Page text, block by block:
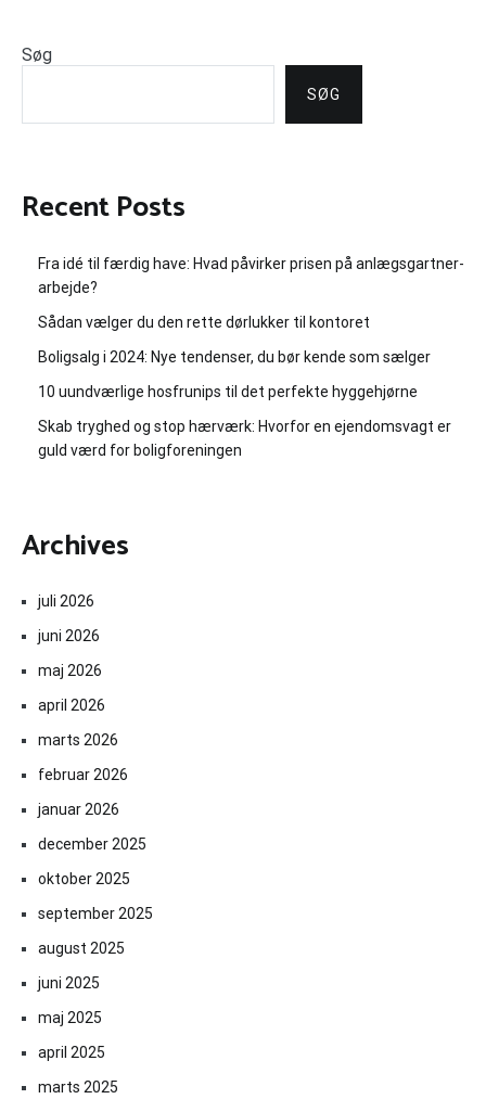
Søg
SØG
Recent Posts
Fra idé til færdig have: Hvad påvirker prisen på anlægsgartner-
arbejde?
Sådan vælger du den rette dørlukker til kontoret
Boligsalg i 2024: Nye tendenser, du bør kende som sælger
10 uundværlige hosfrunips til det perfekte hyggehjørne
Skab tryghed og stop hærværk: Hvorfor en ejendomsvagt er
guld værd for boligforeningen
Archives
juli 2026
juni 2026
maj 2026
april 2026
marts 2026
februar 2026
januar 2026
december 2025
oktober 2025
september 2025
august 2025
juni 2025
maj 2025
april 2025
marts 2025